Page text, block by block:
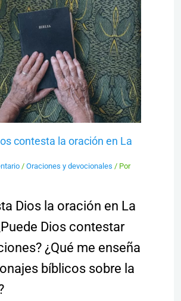
contesta la oración en La
/ Oraciones y devocionales / Por
Dios la oración en La
Dios contestar
¿Qué me enseña
bíblicos sobre la